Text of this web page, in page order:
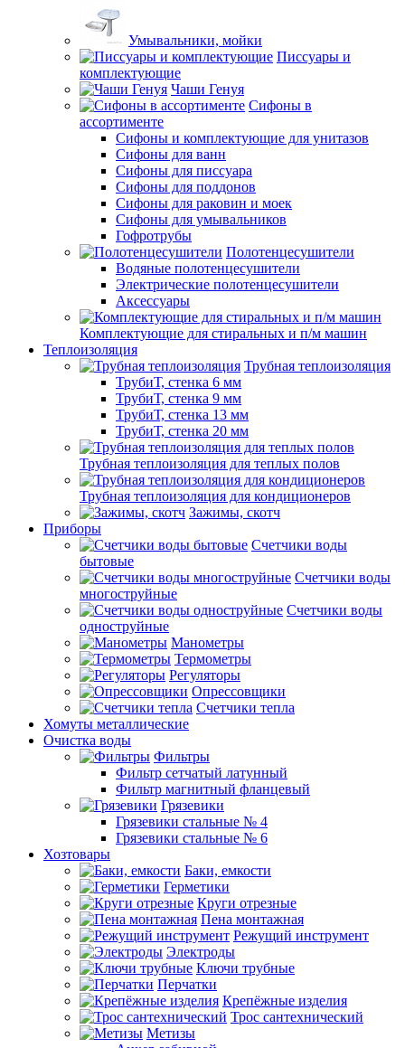
Умывальники, мойки
Писсуары и
комплектующие
Чаши Генуя
Сифоны в
ассортименте
Сифоны и комплектующие для унитазов
Сифоны для ванн
Сифоны для писсуара
Сифоны для поддонов
Сифоны для раковин и моек
Сифоны для умывальников
Гофротрубы
Полотенцесушители
Водяные полотенцесушители
Электрические полотенцесушители
Аксессуары
Комплектующие для стиральных и п/м машин
Теплоизоляция
Трубная теплоизоляция
ТрубиТ, стенка 6 мм
ТрубиТ, стенка 9 мм
ТрубиТ, стенка 13 мм
ТрубиТ, стенка 20 мм
Трубная теплоизоляция для теплых полов
Трубная теплоизоляция для кондиционеров
Зажимы, скотч
Приборы
Счетчики воды
бытовые
Счетчики воды
многоструйные
Счетчики воды
одноструйные
Манометры
Термометры
Регуляторы
Опрессовщики
Счетчики тепла
Хомуты металлические
Очистка воды
Фильтры
Фильтр сетчатый латунный
Фильтр магнитный фланцевый
Грязевики
Грязевики стальные № 4
Грязевики стальные № 6
Хозтовары
Баки, емкости
Герметики
Круги отрезные
Пена монтажная
Режущий инструмент
Электроды
Ключи трубные
Перчатки
Крепёжные изделия
Трос сантехнический
Метизы